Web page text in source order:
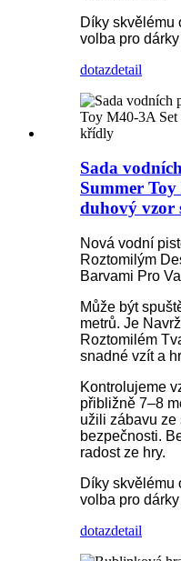
Díky skvělému
volba pro
dotazdetail
Sada
Summer
duhový vzor
Nová vodní
Roztomilým
Barvami Pro
Může být
metrů. Je
Roztomilém
snadné vzít a
Kontrolujeme
přibližně 7–8
užili zábavu ze
bezpečnosti.
radost ze hry.
Díky skvělému
volba pro
dotazdetail